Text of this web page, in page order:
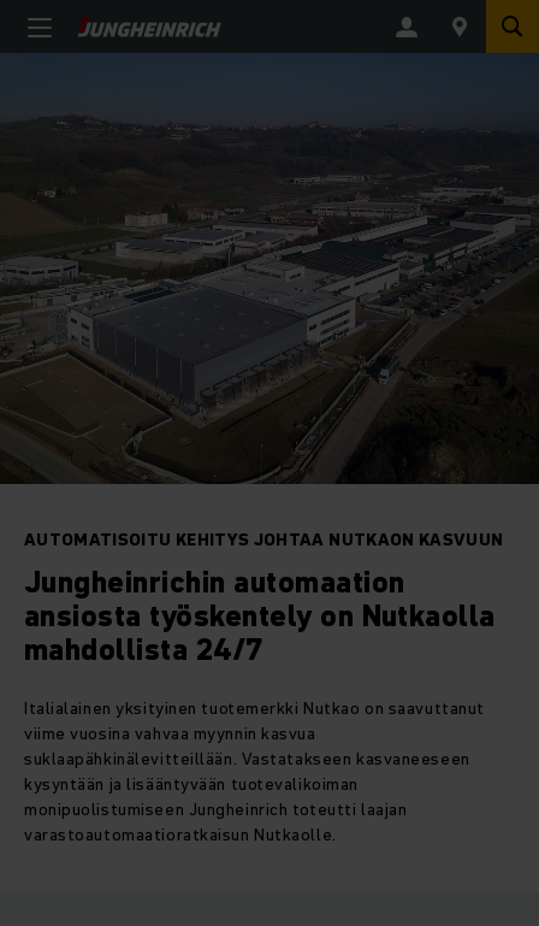
AUTOMATISOITU KEHITYS JOHTAA NUTKAON KASVUUN
Jungheinrichin automaation
ansiosta työskentely on Nutkaolla
mahdollista 24/7
Italialainen yksityinen tuotemerkki Nutkao on saavuttanut
viime vuosina vahvaa myynnin kasvua
suklaapähkinälevitteillään. Vastatakseen kasvaneeseen
kysyntään ja lisääntyvään tuotevalikoiman
monipuolistumiseen Jungheinrich toteutti laajan
varastoautomaatioratkaisun Nutkaolle.